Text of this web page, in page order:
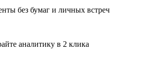
без бумаг и личных встреч
аналитику в 2 клика